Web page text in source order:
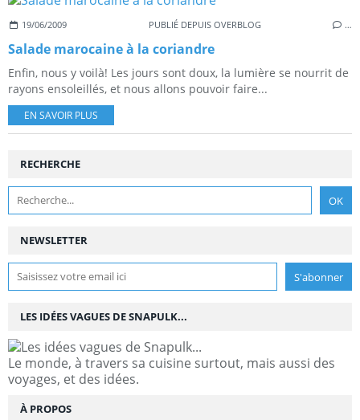
19/06/2009 PUBLIÉ DEPUIS OVERBLOG …
Salade marocaine à la coriandre
Enfin, nous y voilà! Les jours sont doux, la lumière se nourrit de
rayons ensoleillés, et nous allons pouvoir faire...
EN SAVOIR PLUS
NEWSLETTER
RECHERCHE
LES IDÉES VAGUES DE SNAPULK...
Le monde, à travers sa cuisine surtout, mais aussi des
voyages, et des idées.
À PROPOS